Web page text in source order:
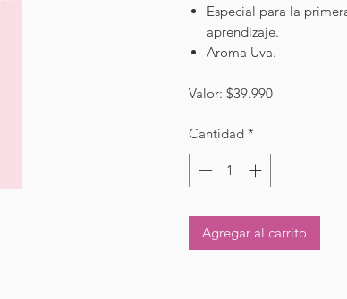
Especial para la
aprendizaje.
Aroma Uva.
Valor: $39.990
Cantidad *
Agregar al carrito